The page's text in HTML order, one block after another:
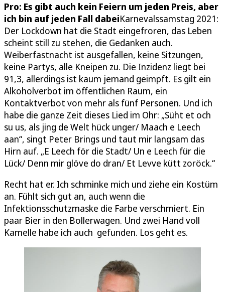
Pro: Es gibt auch kein Feiern um jeden Preis, aber
ich bin auf jeden Fall dabeiKarnevalssamstag 2021:
Der Lockdown hat die Stadt eingefroren, das Leben
scheint still zu stehen, die Gedanken auch.
Weiberfastnacht ist ausgefallen, keine Sitzungen,
keine Partys, alle Kneipen zu. Die Inzidenz liegt bei
91,3, allerdings ist kaum jemand geimpft. Es gilt ein
Alkoholverbot im öffentlichen Raum, ein
Kontaktverbot von mehr als fünf Personen. Und ich
habe die ganze Zeit dieses Lied im Ohr: „Süht et och
su us, als jing de Welt hück unger/ Maach e Leech
aan“, singt Peter Brings und taut mir langsam das
Hirn auf. „E Leech för die Stadt/ Un e Leech für die
Lück/ Denn mir glöve do dran/ Et Levve kütt zoröck.“
Recht hat er. Ich schminke mich und ziehe ein Kostüm
an. Fühlt sich gut an, auch wenn die
Infektionsschutzmaske die Farbe verschmiert. Ein
paar Bier in den Bollerwagen. Und zwei Hand voll
Kamelle habe ich auch gefunden. Los geht es.